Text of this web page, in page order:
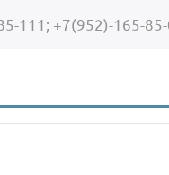
111; +7(952)-165-